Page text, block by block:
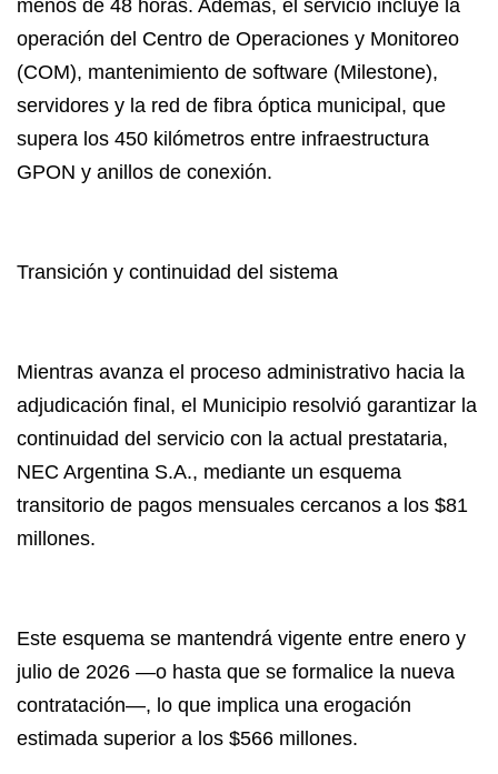
menos de 48 horas. Además, el servicio incluye la
operación del Centro de Operaciones y Monitoreo
(COM), mantenimiento de software (Milestone),
servidores y la red de fibra óptica municipal, que
supera los 450 kilómetros entre infraestructura
GPON y anillos de conexión.
Transición y continuidad del sistema
Mientras avanza el proceso administrativo hacia la
adjudicación final, el Municipio resolvió garantizar la
continuidad del servicio con la actual prestataria,
NEC Argentina S.A., mediante un esquema
transitorio de pagos mensuales cercanos a los $81
millones.
Este esquema se mantendrá vigente entre enero y
julio de 2026 —o hasta que se formalice la nueva
contratación—, lo que implica una erogación
estimada superior a los $566 millones.